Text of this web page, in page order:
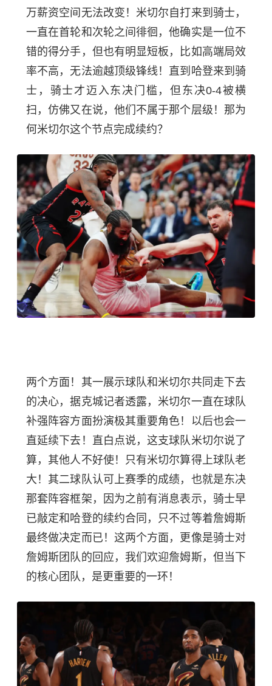
万薪资空间无法改变！米切尔自打来到骑士，
一直在首轮和次轮之间徘徊，他确实是一位不
错的得分手，但也有明显短板，比如高端局效
率不高，无法逾越顶级锋线！直到哈登来到骑
士，骑士才迈入东决门槛，但东决0-4被横
扫，仿佛又在说，他们不属于那个层级！那为
何米切尔这个节点完成续约？
两个方面！其一展示球队和米切尔共同走下去
的决心，据克城记者透露，米切尔一直在球队
补强阵容方面扮演极其重要角色！以后也会一
直延续下去！直白点说，这支球队米切尔说了
算，其他人不好使！只有米切尔算得上球队老
大！其二球队认可上赛季的成绩，也就是东决
那套阵容框架，因为之前有消息表示，骑士早
已敲定和哈登的续约合同，只不过等着詹姆斯
最终做决定而已！这两个方面，更像是骑士对
詹姆斯团队的回应，我们欢迎詹姆斯，但当下
的核心团队，是更重要的一环！